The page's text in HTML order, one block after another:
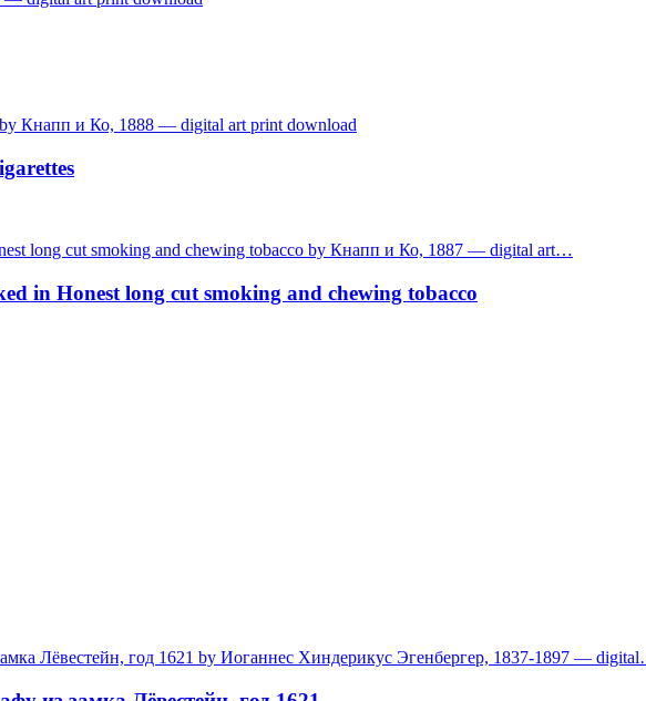
in Honest long cut smoking and chewing tobacco